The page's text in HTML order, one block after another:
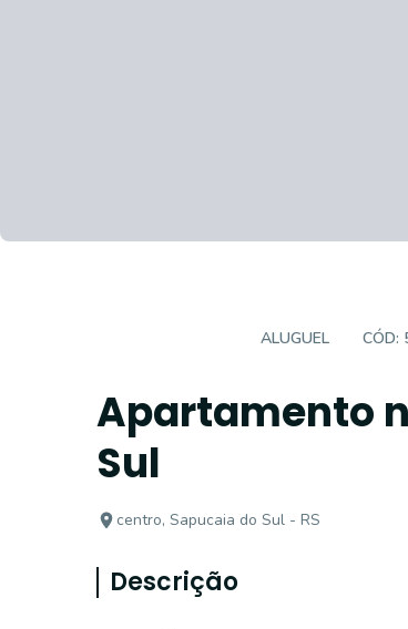
ALUGUEL CÓD:
Apartamento
Sul
centro, Sapucaia do Sul - RS
Descrição